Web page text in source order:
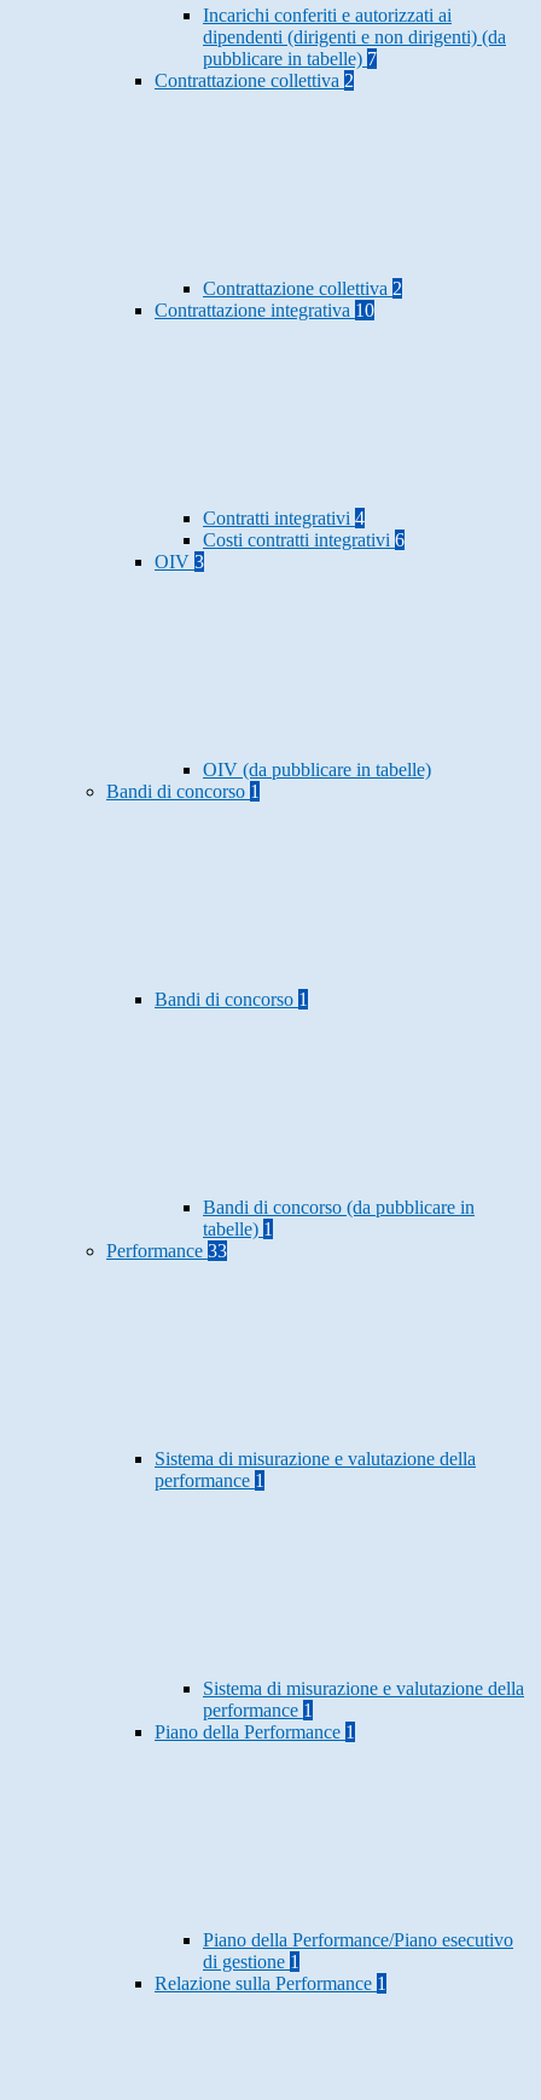
Incarichi conferiti e autorizzati ai
dipendenti (dirigenti e non dirigenti) (da
pubblicare in tabelle) 7
Contrattazione collettiva 2
Contrattazione collettiva 2
Contrattazione integrativa 10
Contratti integrativi 4
Costi contratti integrativi 6
OIV 3
OIV (da pubblicare in tabelle)
Bandi di concorso 1
Bandi di concorso 1
Bandi di concorso (da pubblicare in
tabelle) 1
Performance 33
Sistema di misurazione e valutazione della
performance 1
Sistema di misurazione e valutazione della
performance 1
Piano della Performance 1
Piano della Performance/Piano esecutivo
di gestione 1
Relazione sulla Performance 1